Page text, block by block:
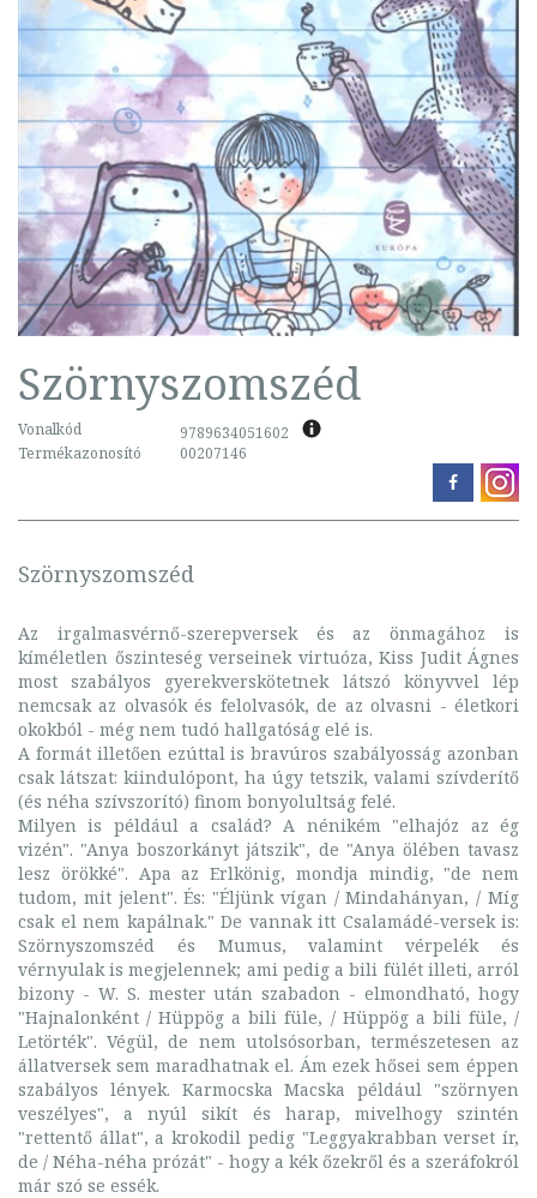
Szörnyszomszéd
Vonalkód
9789634051602
Termékazonosító
00207146
Szörnyszomszéd
Az irgalmasvérnő-szerepversek és az önmagához is
kíméletlen őszinteség verseinek virtuóza, Kiss Judit Ágnes
most szabályos gyerekverskötetnek látszó könyvvel lép
nemcsak az olvasók és felolvasók, de az olvasni - életkori
okokból - még nem tudó hallgatóság elé is.
A formát illetően ezúttal is bravúros szabályosság azonban
csak látszat: kiindulópont, ha úgy tetszik, valami szívderítő
(és néha szívszorító) finom bonyolultság felé.
Milyen is például a család? A nénikém "elhajóz az ég
vizén". "Anya boszorkányt játszik", de "Anya ölében tavasz
lesz örökké". Apa az Erlkönig, mondja mindig, "de nem
tudom, mit jelent". És: "Éljünk vígan / Mindahányan, / Míg
csak el nem kapálnak." De vannak itt Csalamádé-versek is:
Szörnyszomszéd és Mumus, valamint vérpelék és
vérnyulak is megjelennek; ami pedig a bili fülét illeti, arról
bizony - W. S. mester után szabadon - elmondható, hogy
"Hajnalonként / Hüppög a bili füle, / Hüppög a bili füle, /
Letörték". Végül, de nem utolsósorban, természetesen az
állatversek sem maradhatnak el. Ám ezek hősei sem éppen
szabályos lények. Karmocska Macska például "szörnyen
veszélyes", a nyúl sikít és harap, mivelhogy szintén
"rettentő állat", a krokodil pedig "Leggyakrabban verset ír,
de / Néha-néha prózát" - hogy a kék őzekről és a szeráfokról
már szó se essék.